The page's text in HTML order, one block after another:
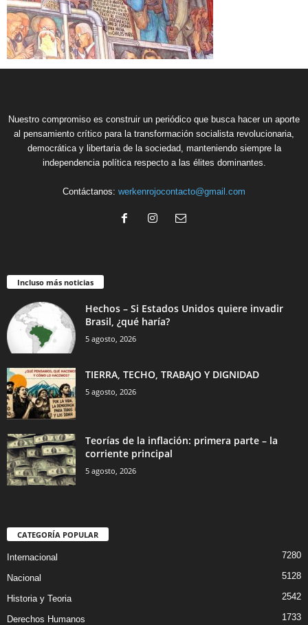
Nuestro compromiso es construir un periódico que busca hacer un aporte
al pensamiento crítico para la transformación socialista revolucionaria,
democrática y libertaria de la sociedad, manteniendo siempre la
independencia política respecto a las élites dominantes.
Contáctanos: werkenrojocontacto@gmail.com
Incluso más noticias
Hechos – Si Estados Unidos quiere invadir
Brasil, ¿qué haría?
5 agosto, 2026
TIERRA, TECHO, TRABAJO Y DIGNIDAD
5 agosto, 2026
Teorías de la inflación: primera parte – la
corriente principal
5 agosto, 2026
CATEGORÍA POPULAR
Internacional 7280
Nacional 5128
Historia y Teoria 2542
Derechos Humanos 1733